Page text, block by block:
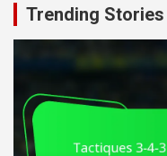
Trending Stories